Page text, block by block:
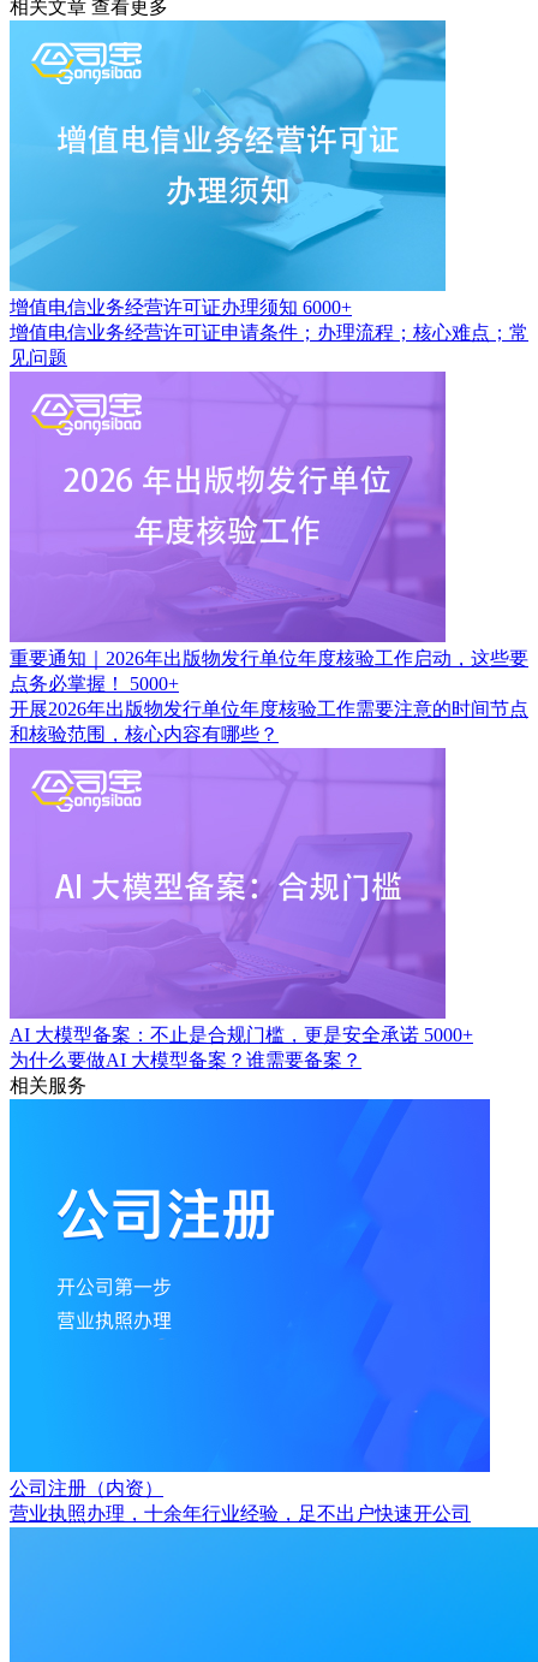
相关文章 查看更多
增值电信业务经营许可证办理须知 6000+
增值电信业务经营许可证申请条件；办理流程；核心难点；常
见问题
重要通知｜2026年出版物发行单位年度核验工作启动，这些要
点务必掌握！
5000+
开展2026年出版物发行单位年度核验工作需要注意的时间节点
和核验范围，核心内容有哪些？
AI 大模型备案：不止是合规门槛，更是安全承诺 5000+
为什么要做AI 大模型备案？谁需要备案？
相关服务
公司注册（内资）
营业执照办理，十余年行业经验，足不出户快速开公司